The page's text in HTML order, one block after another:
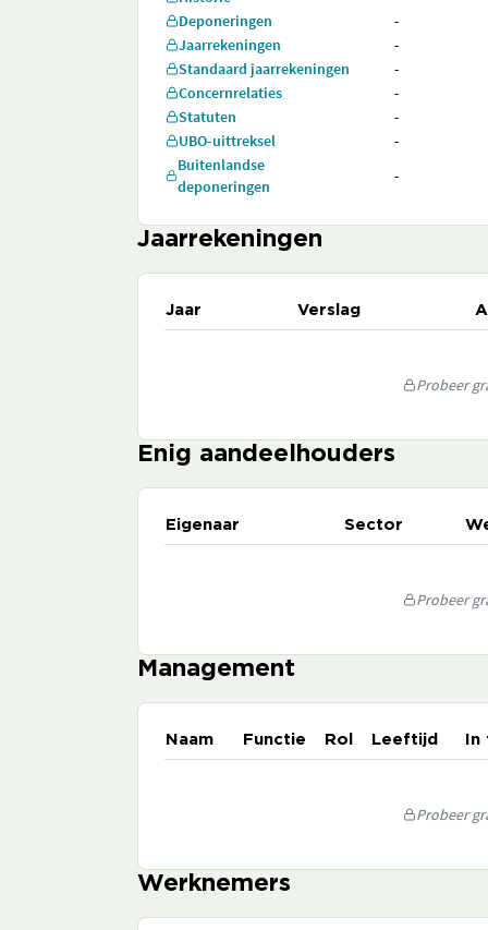
Deponeringen
-
Jaarrekeningen
-
Standaard jaarrekeningen
-
Concernrelaties
-
Statuten
-
UBO-uittreksel
-
Buitenlandse
deponeringen
-
Jaarrekeningen
Jaar Verslag
Probeer
Enig aandeelhouders
Eigenaar Sector
Probeer
Management
Naam Functie Rol Leeftijd
Probeer
Werknemers